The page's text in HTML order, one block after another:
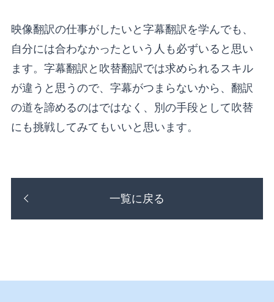
映像翻訳の仕事がしたいと字幕翻訳を学んでも、
自分には合わなかったという人も必ずいると思い
ます。字幕翻訳と吹替翻訳では求められるスキル
が違うと思うので、字幕がつまらないから、翻訳
の道を諦めるのはではなく、別の手段として吹替
にも挑戦してみてもいいと思います。
一覧に戻る